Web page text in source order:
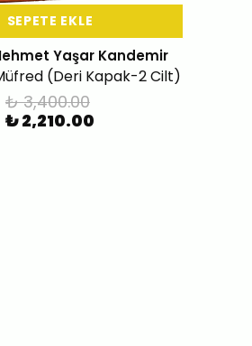
SEPETE EKLE
Yaşar Kandemir
(Deri Kapak-2 Cilt)
₺ 3,400.00
₺ 2,210.00